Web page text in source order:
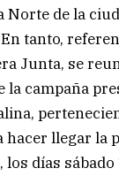
Norte de la
tanto,
Junta, se
campaña
llegar la
días